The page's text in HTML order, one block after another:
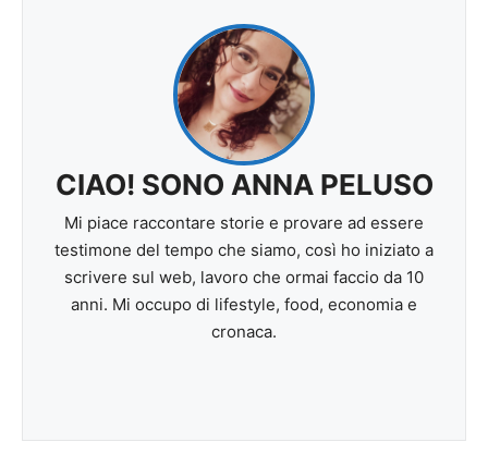
CIAO! SONO ANNA PELUSO
Mi piace raccontare storie e provare ad essere
testimone del tempo che siamo, così ho iniziato a
scrivere sul web, lavoro che ormai faccio da 10
anni. Mi occupo di lifestyle, food, economia e
cronaca.